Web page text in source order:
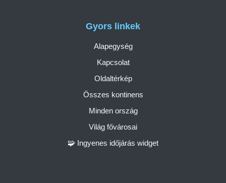
Gyors linkek
Alapegység
Kapcsolat
Oldaltérkép
Összes kontinens
Minden ország
Világ fővárosai
🧩 Ingyenes időjárás widget